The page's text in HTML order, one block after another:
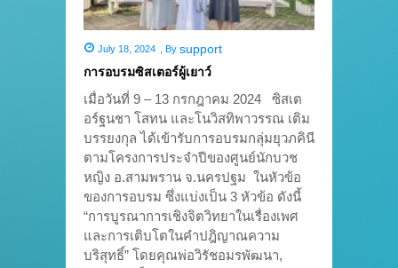
July 18, 2024 , By support
การอบรมซิสเตอร์ผู้เยาว์
เมื่อวันที่ 9 – 13 กรกฎาคม 2024 ซิสเต
อร์ฐนชา โสทน และโนวิสทิพาวรรณ เติม
บรรยงกุล ได้เข้ารับการอบรมกลุ่มยุวภคินี
ตามโครงการประจำปีของศูนย์นักบวช
หญิง อ.สามพราน จ.นครปฐม ในหัวข้อ
ของการอบรม ซึ่งแบ่งเป็น 3 หัวข้อ ดังนี้
“การบูรณาการเชิงจิตวิทยาในเรื่องเพศ
และการเติบโตในคำปฎิญาณความ
บริสุทธิ์” โดยคุณพ่อวิรัชอมรพัฒนา,